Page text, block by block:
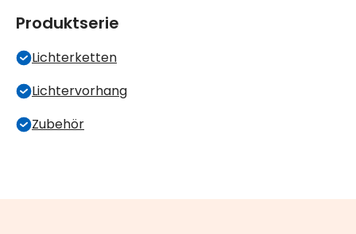
Produktserie
Lichterketten
Lichtervorhang
Zubehör